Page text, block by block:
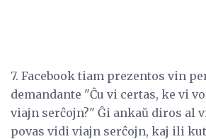
7. Facebook tiam prezentos vin
demandante "Ĉu vi certas, ke vi
viajn serĉojn?" Ĝi ankaŭ diros al
povas vidi viajn serĉojn, kaj ili